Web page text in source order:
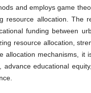
and employs game
resource allocation. The
funding between
resource allocation,
allocation mechanisms, it
educational